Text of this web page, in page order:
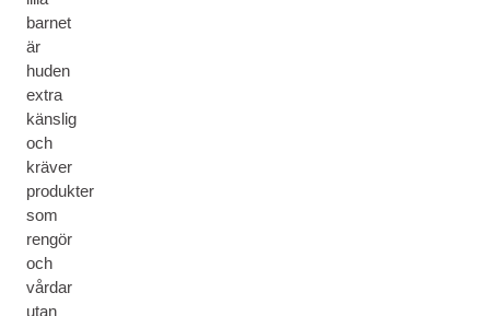
barnet
är
huden
extra
känslig
och
kräver
produkter
som
rengör
och
vårdar
utan